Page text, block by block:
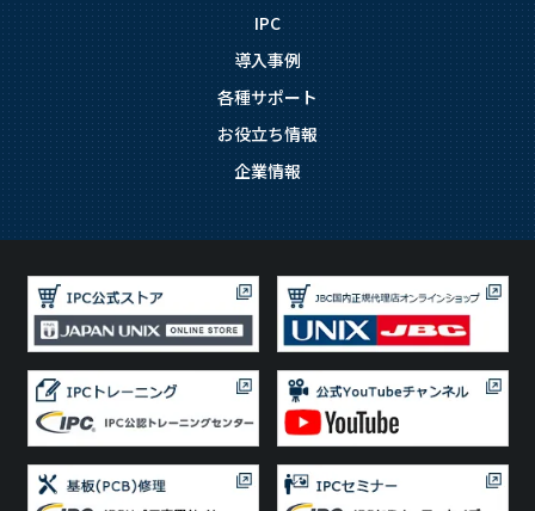
IPC
導入事例
各種サポート
お役立ち情報
企業情報